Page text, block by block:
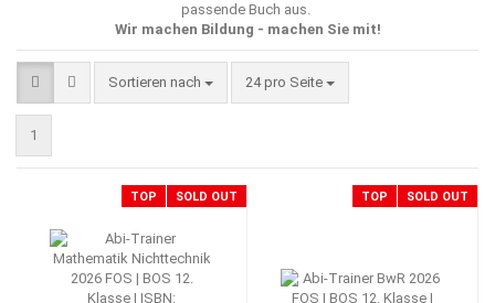
passende Buch aus.
Wir machen Bildung - machen Sie mit!
Sortieren nach
Sortieren nach 24 pro Seite
pro Seite
1
TOP SOLD OUT TOP SOLD OUT